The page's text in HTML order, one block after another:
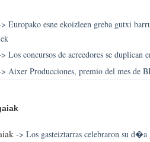
Europako esne ekoizleen greba gutxi
Los concursos de acreedores se duplican
Aixer Producciones, premio del mes de
-> Los gasteiztarras celebraron su d�a